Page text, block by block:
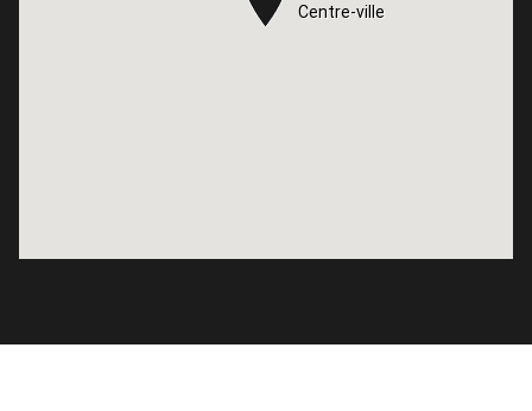
Centre-ville
Centre-ville